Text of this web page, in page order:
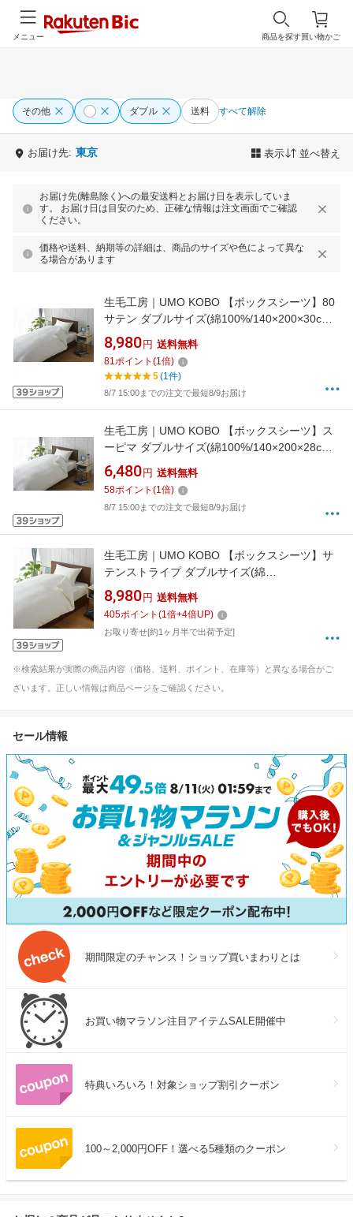
買い物かご
商品を探す
メニュー
その他 ダブル 送料 すべて解除
お届け先: 東京 表示 並べ替え
お届け先(離島除く)への最安送料とお届け日を表示していま
す。 お届け日は目安のため、正確な情報は注文画面でご確認
ください。
価格や送料、納期等の詳細は、商品のサイズや色によって異な
る場合があります
生毛工房｜UMO KOBO 【ボックスシーツ】80
サテン ダブルサイズ(綿100%/140×200×30cm/
ホワイト)[UMK13BDWH]
8,980 円 送料無料
81ポイント (1倍)
5(1件)
8/7 15:00までの注文で最短8/9お届け
生毛工房｜UMO KOBO 【ボックスシーツ】ス
ーピマ ダブルサイズ(綿100%/140×200×28cm/
ホワイト)[M541428BDWH]
6,480 円 送料無料
58ポイント (1倍)
8/7 15:00までの注文で最短8/9お届け
生毛工房｜UMO KOBO 【ボックスシーツ】サ
テンストライプ ダブルサイズ(綿
100%/140×200×30cm/ホワイト)
8,980 円 送料無料
405ポイント (1倍+4倍UP)
お取り寄せ[約1ヶ月半で出荷予定]
※検索結果が実際の商品内容（価格、送料、ポイント、在庫等）と異なる場合がご
ざいます。正しい情報は商品ページをご確認ください。
セール情報
期間限定のチャンス！ショップ買いまわりとは
お買い物マラソン注目アイテムSALE開催中
特典いろいろ！対象ショップ割引クーポン
100～2,000円OFF！選べる5種類のクーポン